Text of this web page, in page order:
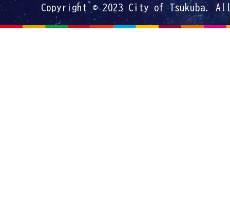
Copyright © 2023 City of Tsukuba.